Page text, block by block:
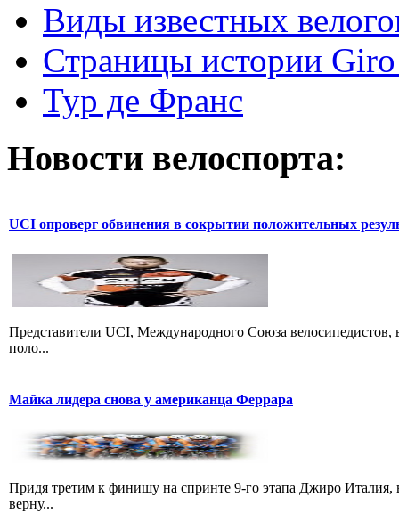
Виды известных
Страницы истории
Тур де Франс
Новости велоспорта:
UCI опроверг обвинения в сокрытии положительных
Представители UCI, Международного Союза
поло...
Майка лидера снова у американца Феррара
Придя третим к финишу на спринте 9-го этапа Джиро
верну...